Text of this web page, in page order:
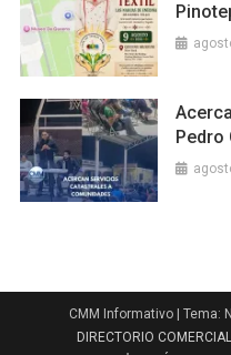
Pedro
CMM Informativo | Tema:
DIRECTORIO COMERCIAL